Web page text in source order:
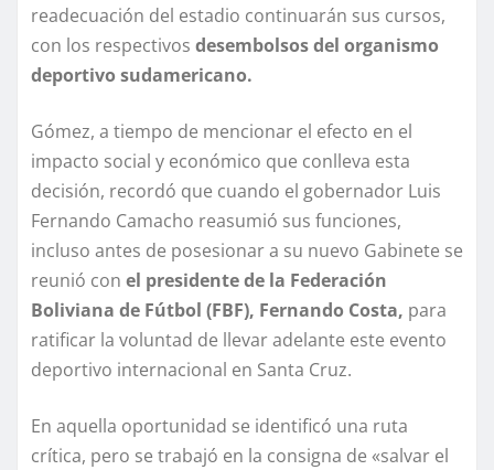
readecuación del estadio continuarán sus cursos,
con los respectivos desembolsos del organismo
deportivo sudamericano.
Gómez, a tiempo de mencionar el efecto en el
impacto social y económico que conlleva esta
decisión, recordó que cuando el gobernador Luis
Fernando Camacho reasumió sus funciones,
incluso antes de posesionar a su nuevo Gabinete se
reunió con el presidente de la Federación
Boliviana de Fútbol (FBF), Fernando Costa, para
ratificar la voluntad de llevar adelante este evento
deportivo internacional en Santa Cruz.
En aquella oportunidad se identificó una ruta
crítica, pero se trabajó en la consigna de «salvar el